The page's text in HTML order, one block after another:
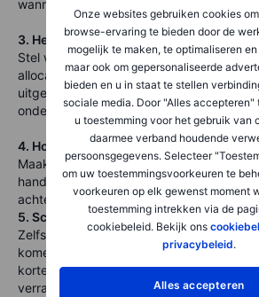
Onze websites gebruiken cookies
browse-ervaring te bieden door de
mogelijk te maken, te optimaliseren
maar ook om gepersonaliseerde
bieden en u in staat te stellen
sociale media. Door "Alles
u toestemming voor het gebruik van
daarmee verband houdende
persoonsgegevens. Selecteer
om uw toestemmingsvoorkeuren te
voorkeuren op elk gewenst moment
toestemming intrekken via de
cookiebeleid. Bekijk ons
privacybeleid.
Alles accepteren
wanneer markten schommelen.
3. Herbalanceren wanneer nodig
Stel waarschuwingen in om te signaleren
allocaties te ver afwijken van het doel –
uitgerekte posities te trimmen en
ondergewichten toe te voegen.
4. Houd vinger aan de pols
Maak gebruik van screeners,
handelssignalen om nieuwe kansen te
achter nieuwskoppen te hollen.
5. Schrijf uw beleggingsplan neer,
Zelfs een korte notitie kan u verankeren:
komende 10 jaar, gericht op
kortetermijndalingen en herbalanceer
verrassend effectief om zenuwen te